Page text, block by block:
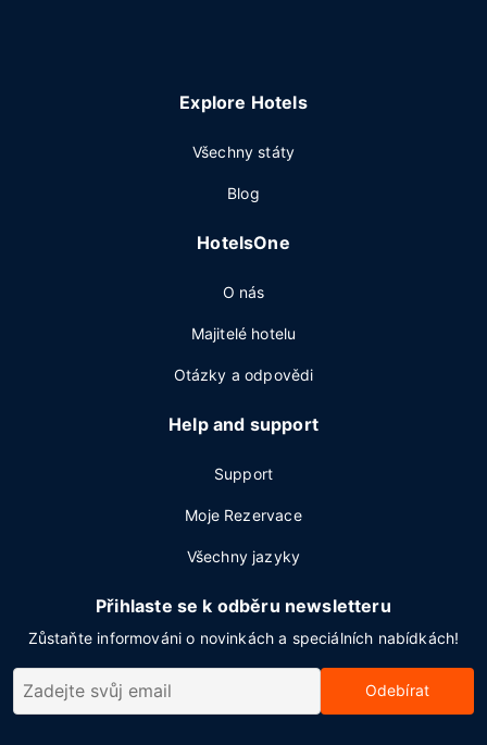
Explore Hotels
Všechny státy
Blog
HotelsOne
O nás
Majitelé hotelu
Otázky a odpovědi
Help and support
Support
Moje Rezervace
Všechny jazyky
Přihlaste se k odběru newsletteru
Zůstaňte informováni o novinkách a speciálních nabídkách!
Odebírat